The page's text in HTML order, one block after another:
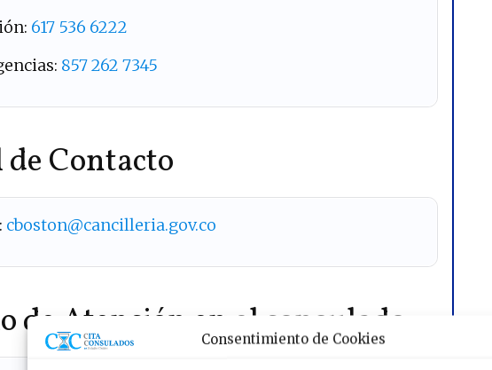
Consentimiento de Cookies
617 536 6222
857 262 7345
Contacto
cboston@cancilleria.gov.co
de Atención en el consulado